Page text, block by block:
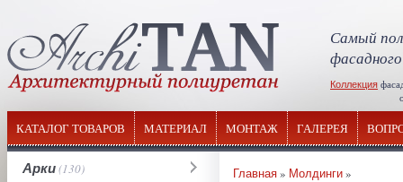
Самый
Коллекция
КАТАЛОГ ТОВАРОВ МАТЕРИАЛ МОНТАЖ ГАЛЕРЕЯ
Арки(130) Главная» Молдинги»